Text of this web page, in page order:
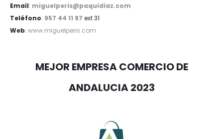
Email: miguelperis@paquidiaz.com
Teléfono: 957 44 11 97 ext 31
Web: www.miguelperis.com
MEJOR EMPRESA COMERCIO DE
ANDALUCIA 2023